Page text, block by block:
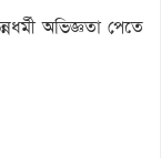
অভিজ্ঞতা পেতে